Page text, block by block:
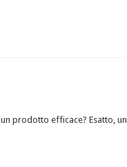
prodotto efficace? Esatto, un